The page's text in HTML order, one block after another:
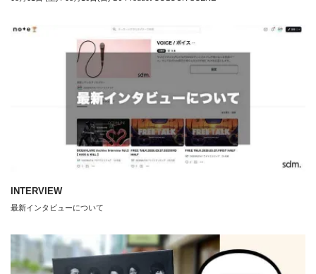
INTERVIEW
最新インタビューについて